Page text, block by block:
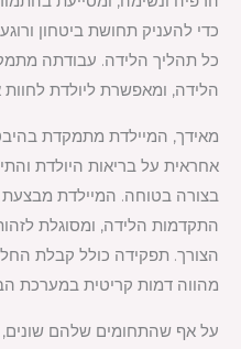
כדי להעניק תחושת ביטחון
כל תהליך הלידה. עבודתה
הלידה, ומאפשרת ליולדת לחוות
מאידך, המיילדת מתמקדת
אחראית על בריאות היולדת
בצורה בטוחה. המיילדת מבצעת
התקדמות הלידה, ומסוגלת
הצורך. תפקידה כולל קבלת
מהווה דמות קריטית במערכת
על אף שהתחומים שלהם שונים,